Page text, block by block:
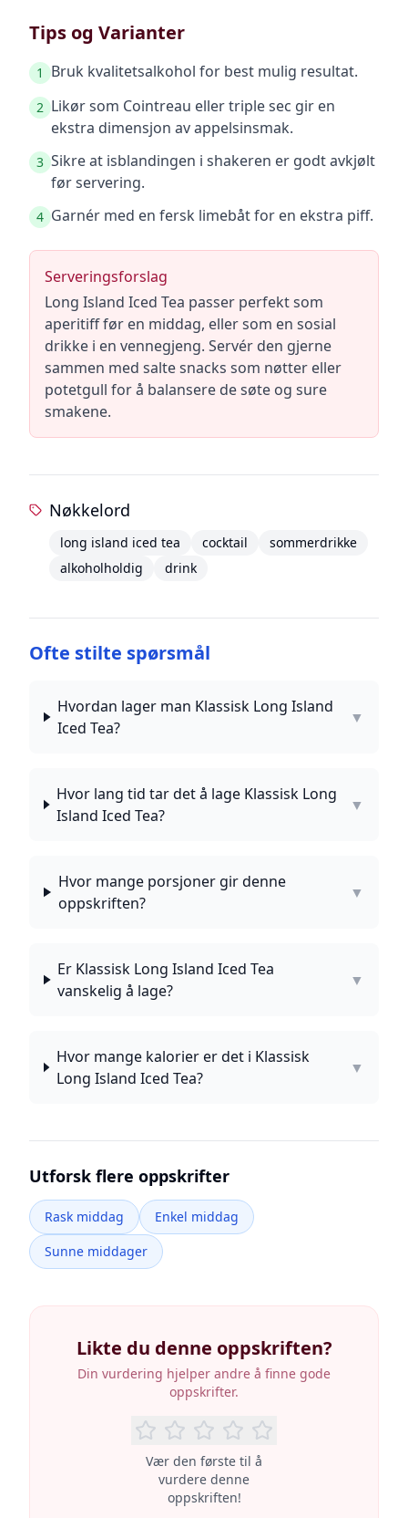
Tips og Varianter
1 Bruk kvalitetsalkohol for best mulig resultat.
2 Likør som Cointreau eller triple sec gir en
ekstra dimensjon av appelsinsmak.
3 Sikre at isblandingen i shakeren er godt avkjølt
før servering.
4 Garnér med en fersk limebåt for en ekstra piff.
Serveringsforslag
Long Island Iced Tea passer perfekt som
aperitiff før en middag, eller som en sosial
drikke i en vennegjeng. Servér den gjerne
sammen med salte snacks som nøtter eller
potetgull for å balansere de søte og sure
smakene.
Nøkkelord
long island iced tea cocktail
sommerdrikke
alkoholholdig
drink
Ofte stilte spørsmål
Hvordan lager man Klassisk Long Island
Iced Tea?
▼
Hvor lang tid tar det å lage Klassisk Long
Island Iced Tea?
▼
Hvor mange porsjoner gir denne
oppskriften?
▼
Er Klassisk Long Island Iced Tea
vanskelig å lage?
▼
Hvor mange kalorier er det i Klassisk
Long Island Iced Tea?
▼
Utforsk flere oppskrifter
Rask middag
Enkel middag
Sunne middager
Likte du denne oppskriften?
Din vurdering hjelper andre å finne gode
oppskrifter.
Vær den første til å
vurdere denne
oppskriften!